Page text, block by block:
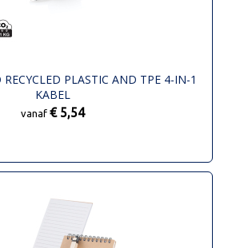
RECYCLED PLASTIC AND TPE 4-IN-1
KABEL
vanaf € 5,54